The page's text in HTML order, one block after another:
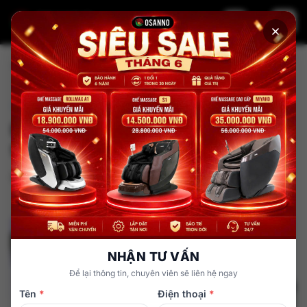
Trang chủ
Tin tức
BB Trần phê với ghế massage OS-999 điều khiển giọng nói
Người nổi tiếng lựa chọn
BB Trần phê với ghế massage OS-
999 điều khiển giọng nói
admin13 tháng 9, 2025
NHẬN TƯ VẤN
Để lại thông tin, chuyên viên sẽ liên hệ ngay
Tên * Điện thoại *